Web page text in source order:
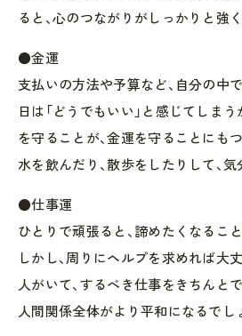
ると、心のつながりがしっかりと強
●金運
支払いの方法や予算など、自分の中
日は「どうでもいい」と感じてしま
を守ることが、金運を守ることにも
水を飲んだり、散歩をしたりして、気
●仕事運
ひとりで頑張ると、諦めたくなるこ
しかし、周りにヘルプを求めれば大
人がいて、するべき仕事をきちんと
人間関係全体がより平和になるでし